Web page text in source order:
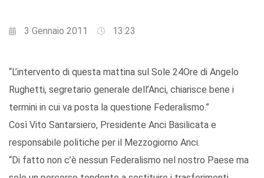
3 Gennaio 2011 13:23
“L’intervento di questa mattina sul Sole 24Ore di Angelo
Rughetti, segretario generale dell’Anci, chiarisce bene i
termini in cui va posta la questione Federalismo.”
Così Vito Santarsiero, Presidente Anci Basilicata e
responsabile politiche per il Mezzogiorno Anci.
“Di fatto non c’è nessun Federalismo nel nostro Paese ma